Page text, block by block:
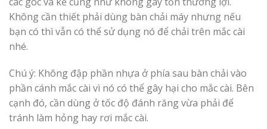
Không cần thiết phải dùng bàn chải máy nhưng nếu
bạn có thì vẫn có thể sử dụng nó để chải trên mắc cài
nhé.
Chú ý: Không đập phần nhựa ở phía sau bàn chải vào
phần cánh mắc cài vì nó có thể gây hại cho mắc cài. Bên
cạnh đó, cần dùng ở tốc độ đánh răng vừa phải để
tránh làm hỏng hay rơi mắc cài.